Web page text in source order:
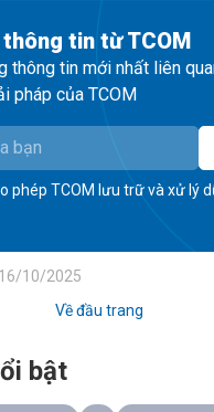
tin từ TCOM
thông tin mới nhất liên
pháp của TCOM
phép TCOM lưu trữ và xử lý
10/2025
Về đầu trang
bật